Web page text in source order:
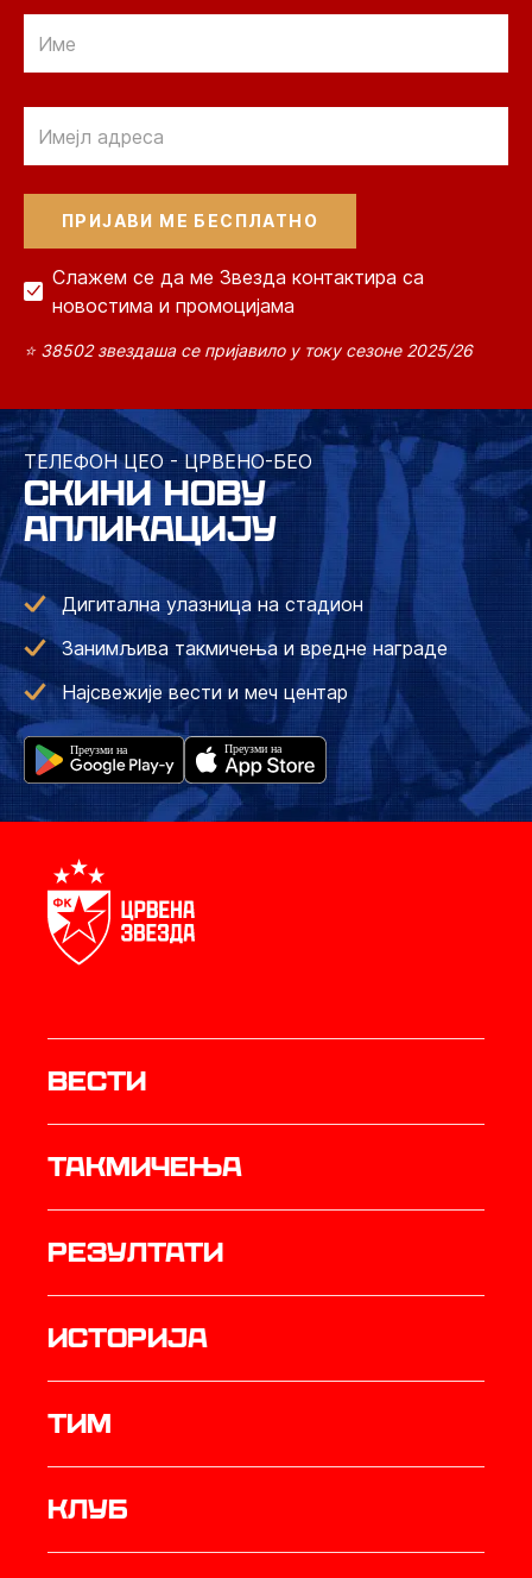
Слажем се да ме Звезда контактира са
новостима и промоцијама
⭐ 38502 звездаша се пријавило у току сезоне 2025/26
ТЕЛЕФОН ЦЕО - ЦРВЕНО-БЕО
СКИНИ НОВУ
АПЛИКАЦИЈУ
Дигитална улазница на стадион
Занимљива такмичења и вредне награде
Најсвежије вести и меч центар
Вести
Такмичења
резултати
историја
ТИМ
Клуб